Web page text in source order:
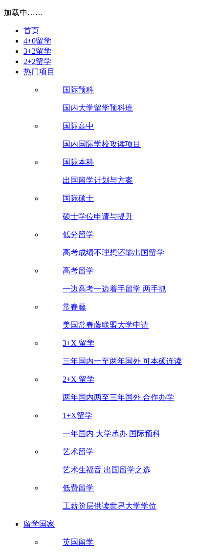
加载中……
首页
4+0留学
3+2留学
2+2留学
热门项目
国际预科
国内大学留学预科班
国际高中
国内国际学校攻读项目
国际本科
出国留学计划与方案
国际硕士
硕士学位申请与提升
低分留学
高考成绩不理想还能出国留学
高考留学
一边高考一边着手留学 两手抓
常春藤
美国常春藤联盟大学申请
3+X 留学
三年国内一至两年国外 可本硕连读
2+X 留学
两年国内两至三年国外 合作办学
1+X留学
一年国内 大学承办 国际预科
艺术留学
艺术生福音 出国留学之选
低费留学
工薪阶层供读世界大学学位
留学国家
英国留学